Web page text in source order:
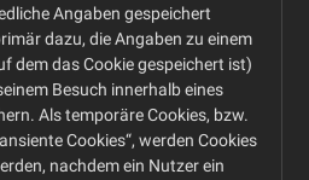
Angaben gespeichert
dazu, die Angaben zu einem
dem das Cookie gespeichert ist)
Besuch innerhalb eines
Als temporäre Cookies, bzw.
Cookies“, werden Cookies
nachdem ein Nutzer ein